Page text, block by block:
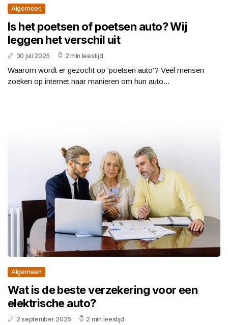
Algemeen
Is het poetsen of poetsen auto? Wij
leggen het verschil uit
30 juli 2025 2 min leestijd
Waarom wordt er gezocht op 'poetsen auto'? Veel mensen
zoeken op internet naar manieren om hun auto...
Algemeen
Wat is de beste verzekering voor een
elektrische auto?
2 september 2025 2 min leestijd